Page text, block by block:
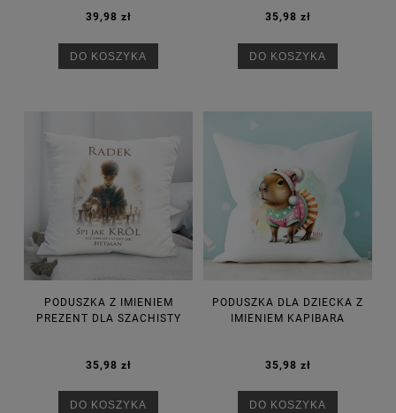
39,98 zł
DO KOSZYKA
35,98 zł
DO KOSZYKA
PODUSZKA Z IMIENIEM
PREZENT DLA SZACHISTY
35,98 zł
DO KOSZYKA
PODUSZKA DLA DZIECKA Z
IMIENIEM KAPIBARA
35,98 zł
DO KOSZYKA